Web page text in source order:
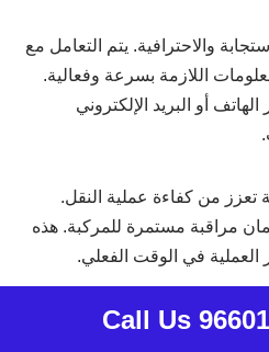
والاحترافية. يتم التعامل مع
اللازمة بسرعة وفعالية.
أو البريد الإلكتروني
تعزز من كفاءة عملية النقل.
مراقبة مستمرة للمركبة. هذه
العملية في الوقت الفعلي.
المركبات في مقدمة أولوياتها.
Call Us